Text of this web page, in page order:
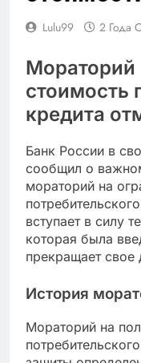
Lulu99 2 Года
стоимость
кредита
Банк России в
сообщил о
мораторий на
вступает в силу
которая была
прекращает свое
История
Мораторий на